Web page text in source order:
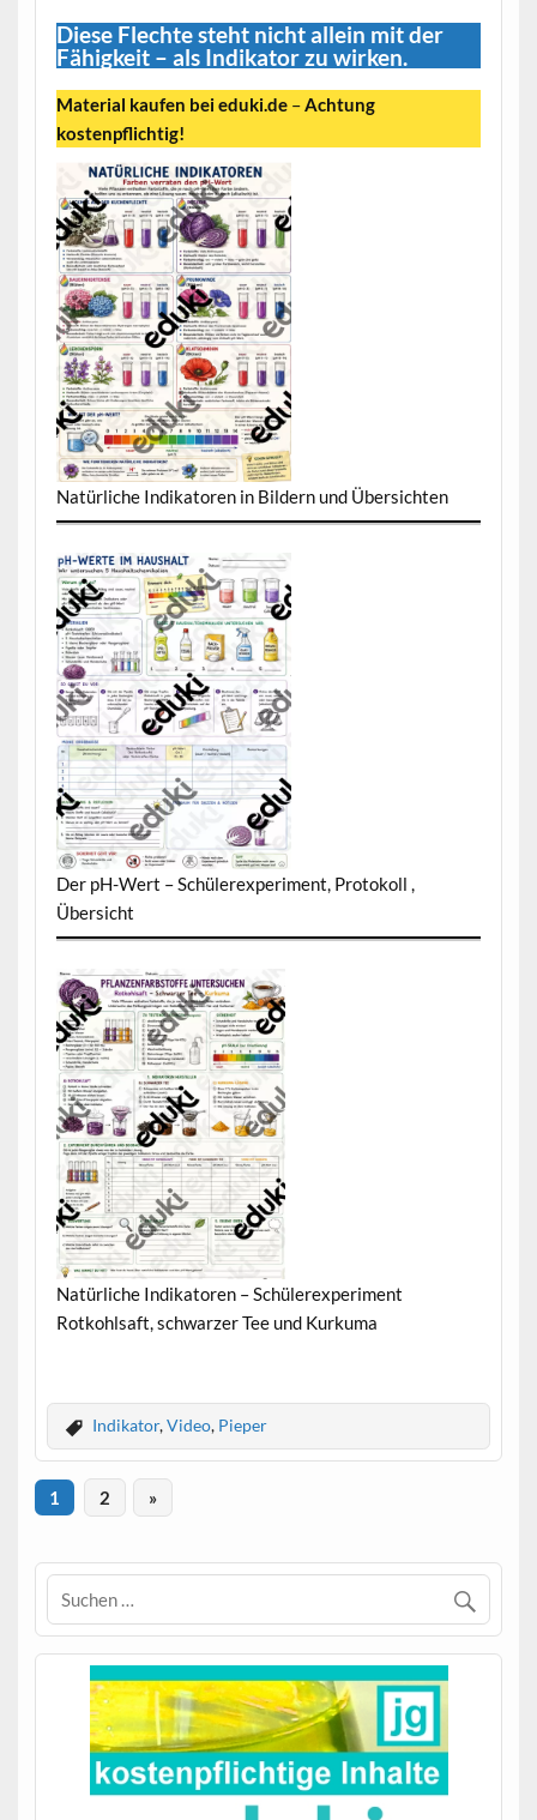
Diese Flechte steht nicht allein mit der
Fähigkeit – als Indikator zu wirken.
Material kaufen bei eduki.de –Achtung
kostenpflichtig!
Natürliche Indikatoren in Bildern und Übersichten
Der pH-Wert – Schülerexperiment, Protokoll ,
Übersicht
Natürliche Indikatoren – Schülerexperiment
Rotkohlsaft, schwarzer Tee und Kurkuma
Indikator,Video, Pieper
1 2 »